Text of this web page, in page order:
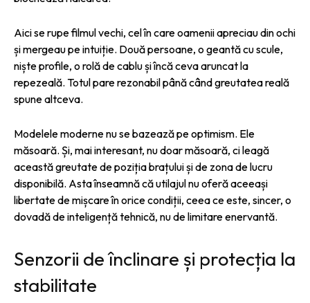
Aici se rupe filmul vechi, cel în care oamenii apreciau din ochi
și mergeau pe intuiție. Două persoane, o geantă cu scule,
niște profile, o rolă de cablu și încă ceva aruncat la
repezeală. Totul pare rezonabil până când greutatea reală
spune altceva.
Modelele moderne nu se bazează pe optimism. Ele
măsoară. Și, mai interesant, nu doar măsoară, ci leagă
această greutate de poziția brațului și de zona de lucru
disponibilă. Asta înseamnă că utilajul nu oferă aceeași
libertate de mișcare în orice condiții, ceea ce este, sincer, o
dovadă de inteligență tehnică, nu de limitare enervantă.
Senzorii de înclinare și protecția la
stabilitate